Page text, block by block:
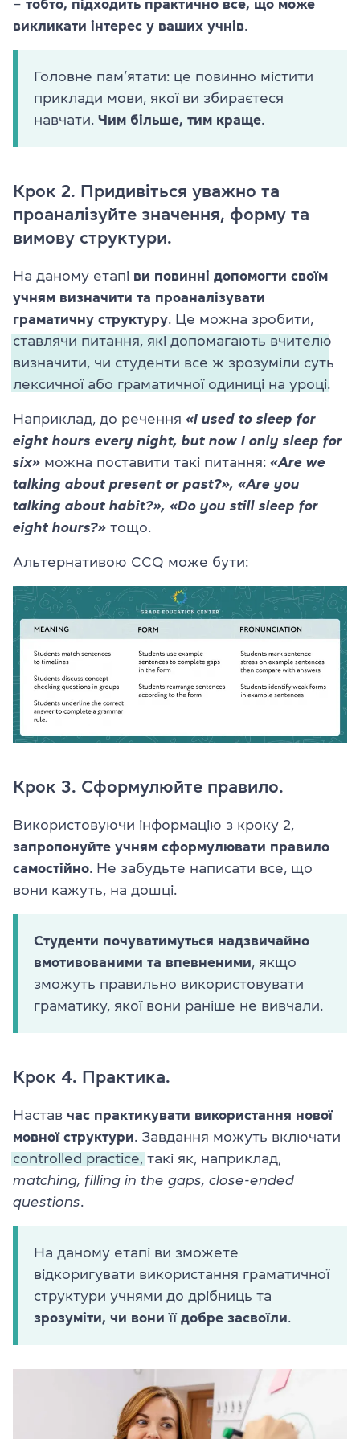
– тобто, підходить практично все, що може
викликати інтерес у ваших учнів.
Головне пам’ятати: це повинно містити
приклади мови, якої ви збираєтеся
навчати. Чим більше, тим краще.
Крок 2. Придивіться уважно та
проаналізуйте значення, форму та
вимову структури.
На даному етапі ви повинні допомогти своїм
учням визначити та проаналізувати
граматичну структуру. Це можна зробити,
ставлячи питання, які допомагають вчителю
визначити, чи студенти все ж зрозуміли суть
лексичної або граматичної одиниці на уроці.
Наприклад, до речення «I used to sleep for
eight hours every night, but now I only sleep for
six» можна поставити такі питання: «Are we
talking about present or past?», «Are you
talking about habit?», «Do you still sleep for
eight hours?» тощо.
Альтернативою CCQ може бути:
Крок 3. Сформулюйте правило.
Використовуючи інформацію з кроку 2,
запропонуйте учням сформулювати правило
самостійно. Не забудьте написати все, що
вони кажуть, на дошці.
Студенти почуватимуться надзвичайно
вмотивованими та впевненими, якщо
зможуть правильно використовувати
граматику, якої вони раніше не вивчали.
Крок 4. Практика.
Настав час практикувати використання нової
мовної структури. Завдання можуть включати
controlled practice, такі як, наприклад,
matching, filling in the gaps, close-ended
questions.
На даному етапі ви зможете
відкоригувати використання граматичної
структури учнями до дрібниць та
зрозуміти, чи вони її добре засвоїли.